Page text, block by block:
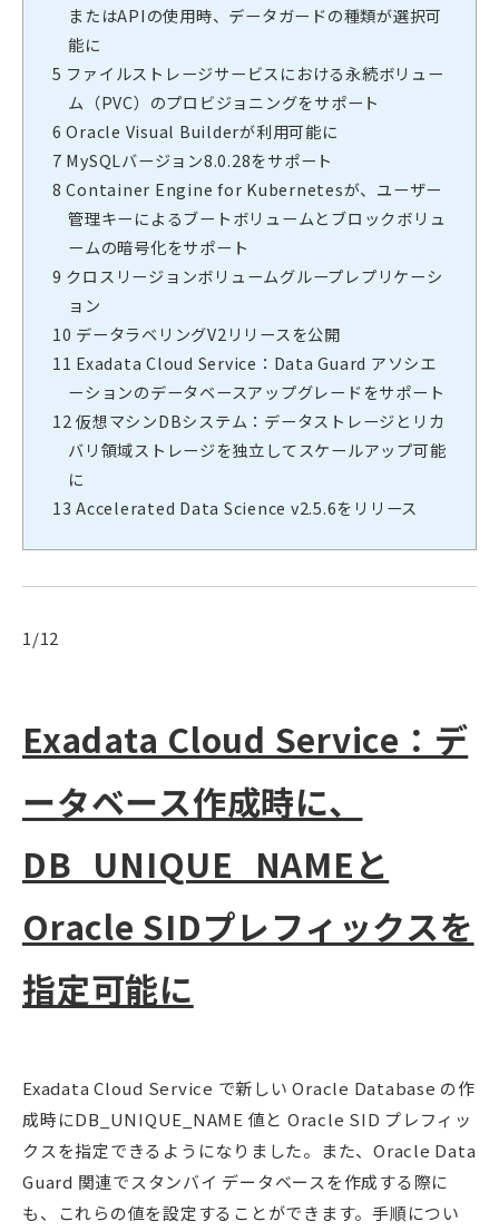
またはAPIの使用時、データガードの種類が選択可
能に
5 ファイルストレージサービスにおける永続ボリュー
ム（PVC）のプロビジョニングをサポート
6 Oracle Visual Builderが利用可能に
7 MySQLバージョン8.0.28をサポート
8 Container Engine for Kubernetesが、ユーザー
管理キーによるブートボリュームとブロックボリュ
ームの暗号化をサポート
9 クロスリージョンボリュームグループレプリケーシ
ョン
10 データラベリングV2リリースを公開
11 Exadata Cloud Service：Data Guard アソシエ
ーションのデータベースアップグレードをサポート
12仮想マシンDBシステム：データストレージとリカ
バリ領域ストレージを独立してスケールアップ可能
に
13 Accelerated Data Science v2.5.6をリリース
1/12
Exadata Cloud Service：デ
ータベース作成時に、
DB_UNIQUE_NAMEと
Oracle SIDプレフィックスを
指定可能に
Exadata Cloud Service で新しい Oracle Database の作
成時にDB_UNIQUE_NAME 値と Oracle SID プレフィッ
クスを指定できるようになりました。また、Oracle Data
Guard 関連でスタンバイ データベースを作成する際に
も、これらの値を設定することができます。手順につい